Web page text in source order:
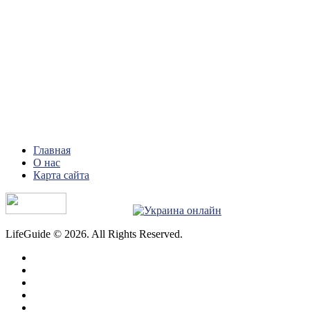
Главная
О нас
Карта сайта
LifeGuide © 2026. All Rights Reserved.